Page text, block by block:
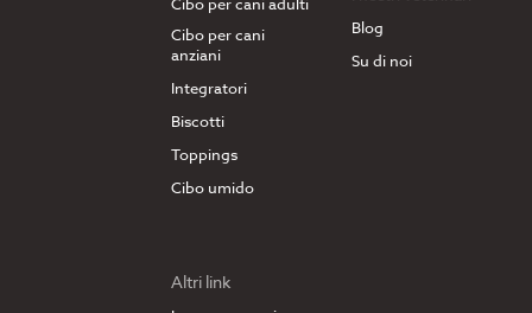
Cibo per cani
anziani
Integratori
Biscotti
Toppings
Cibo umido
Blog
Su di noi
Altri link